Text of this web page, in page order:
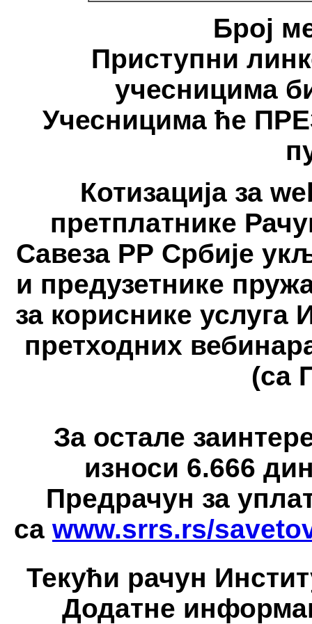
Број
Приступни
учесницима
Учесницима ће
Котизација за
претплатнике
Савеза РР Србије
и предузетнике
за кориснике услуга
претходних
(са
За остале
износи 6.666
Предрачун за
са www.srrs.rs/
Текући рачун
Додатне